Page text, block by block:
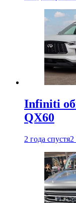
Infiniti
QX60
2 года спустя2